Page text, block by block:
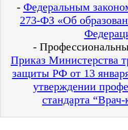
- Федеральным
273-ФЗ «Об
-
Приказ Министерства
защиты РФ от 13
утверждении
стандарта “Врач-